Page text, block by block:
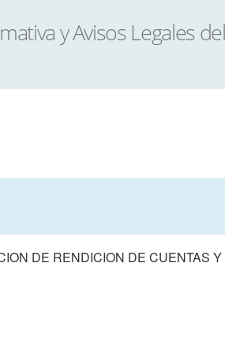
DE RENDICION DE CUENTAS